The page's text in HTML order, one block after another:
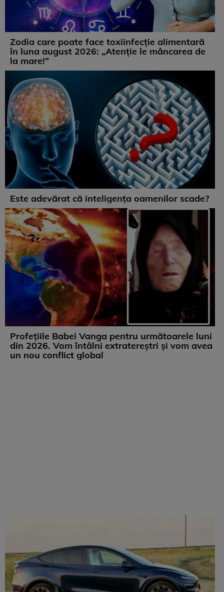
Zodia care poate face toxiinfecție alimentară
în luna august 2026: „Atenție le mâncarea de
la mare!”
Este adevărat că inteligența oamenilor scade?
Profețiile Babei Vanga pentru următoarele luni
din 2026. Vom întâlni extratereștri și vom avea
un nou conflict global